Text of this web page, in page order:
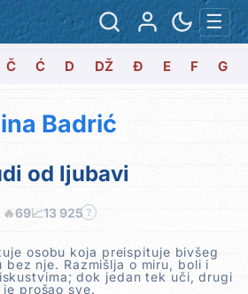
☰
Č Ć D DŽ Đ E F G
Badrić
od ljubavi
🔥69📈13 925 ?
osobu koja preispituje bivšeg
nje. Razmišlja o miru, boli i
dok jedan tek uči, drugi
je prošao sve.